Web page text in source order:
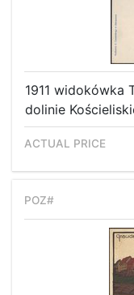
1911 widokówka
dolinie